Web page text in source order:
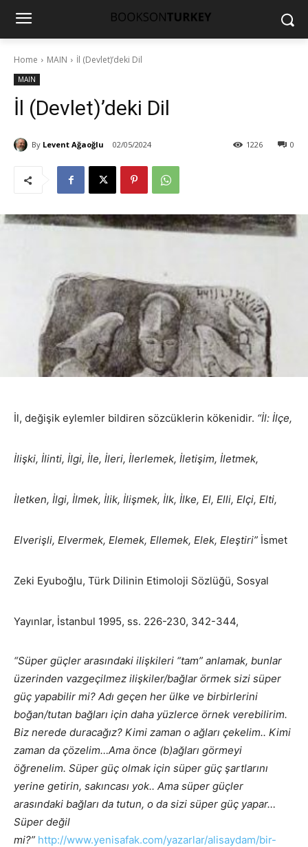
Home MAIN İl (Devlet)’deki Dil
MAIN
İl (Devlet)’deki Dil
By Levent Ağaoğlu 02/05/2024 0
1226
İl, değişik eylemler bildiren sözcüklerin kökenidir. “İl: İlçe,
İlişki, İlinti, İlgi, İle, İleri, İlerlemek, İletişim, İletmek,
İletken, İlgi, İlmek, İlik, İlişmek, İlk, İlke, El, Elli, Elçi, Elti,
Elverişli, Elvermek, Elemek, Ellemek, Elek, Eleştiri” İsmet
Zeki Eyuboğlu, Türk Dilinin Etimoloji Sözlüğü, Sosyal
Yayınlar, İstanbul 1995, ss. 226-230, 342-344,
“Süper güçler arasındaki ilişkileri “tam” anlamak, bunlar
üzerinden vazgeçilmez ilişkiler/bağlar örmek sizi süper
güç yapabilir mi? Adı geçen her ülke ve birbirlerini
boğan/tutan bağları için daha yüzlerce örnek verebilirim.
Biz nerede duracağız? Kimi zaman o ağları çekelim.. Kimi
zaman da çözelim…Ama önce (b)ağları görmeyi
öğrenelim. Süper güç olmak için süper güç şartlarını
yerine getirin, sakıncası yok.. Ama süper güçler
arasındaki bağları da tutun, o da sizi süper güç yapar…
Süper değil
mi?” http://www.yenisafak.com/yazarlar/alisaydam/bir-